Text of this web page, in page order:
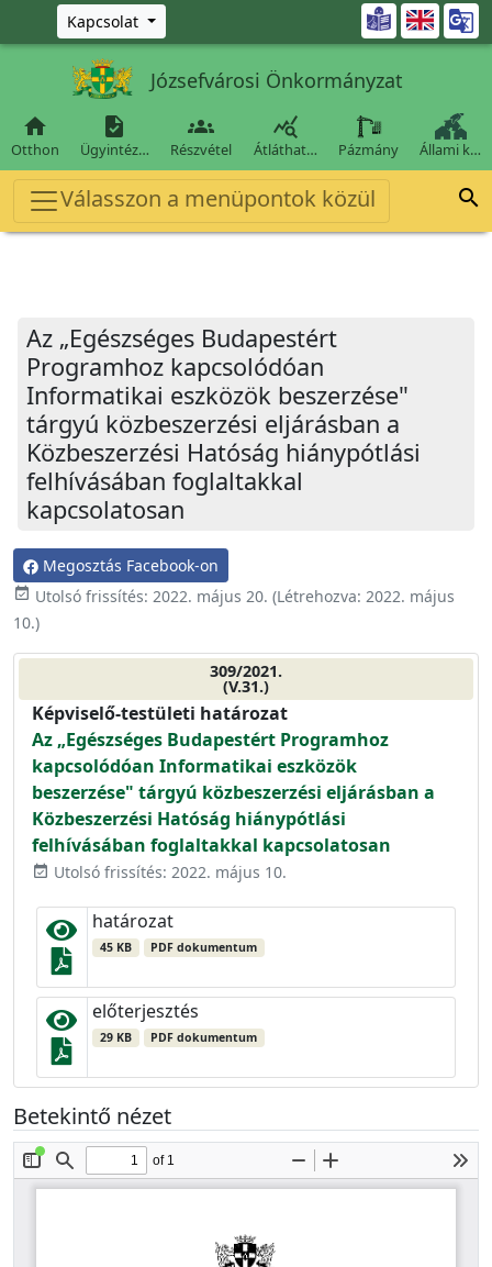
Ugrás a fő tartalomra
Kapcsolat 
Józsefvárosi Önkormányzat

Otthon

Ügyintéz…

Részvétel

Átláthat… Pázmány Állami k…
Válasszon a menüpontok közül 
Az „Egészséges Budapestért
Programhoz kapcsolódóan
Informatikai eszközök beszerzése"
tárgyú közbeszerzési eljárásban a
Közbeszerzési Hatóság hiánypótlási
felhívásában foglaltakkal
kapcsolatosan
Megosztás Facebook-on
event_available Utolsó frissítés: 2022. május 20. (Létrehozva: 2022. május
10.)
309/2021.
(V.31.)
Képviselő-testületi határozat
Az „Egészséges Budapestért Programhoz
kapcsolódóan Informatikai eszközök
beszerzése" tárgyú közbeszerzési eljárásban a
Közbeszerzési Hatóság hiánypótlási
felhívásában foglaltakkal kapcsolatosan
event_available Utolsó frissítés: 2022. május 10.
határozat
45 KB PDF dokumentum
előterjesztés
29 KB PDF dokumentum
Betekintő nézet